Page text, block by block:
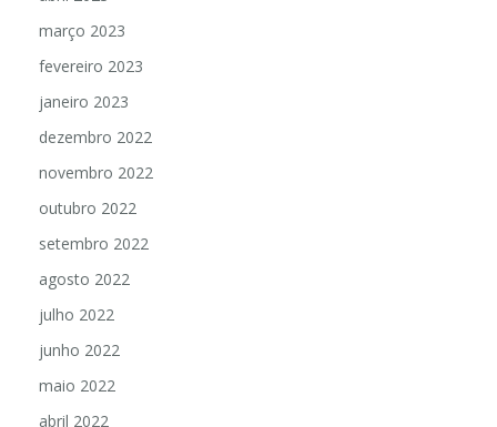
março 2023
fevereiro 2023
janeiro 2023
dezembro 2022
novembro 2022
outubro 2022
setembro 2022
agosto 2022
julho 2022
junho 2022
maio 2022
abril 2022